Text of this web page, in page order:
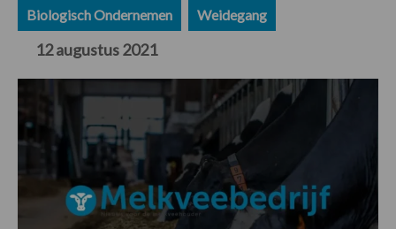
Biologisch Ondernemen Weidegang
12 augustus 2021